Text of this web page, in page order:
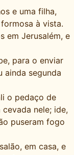
e uma filha,
à vista.
em Jerusalém, e
para o enviar
ainda segunda
o pedaço de
nele; ide,
puseram fogo
em casa, e